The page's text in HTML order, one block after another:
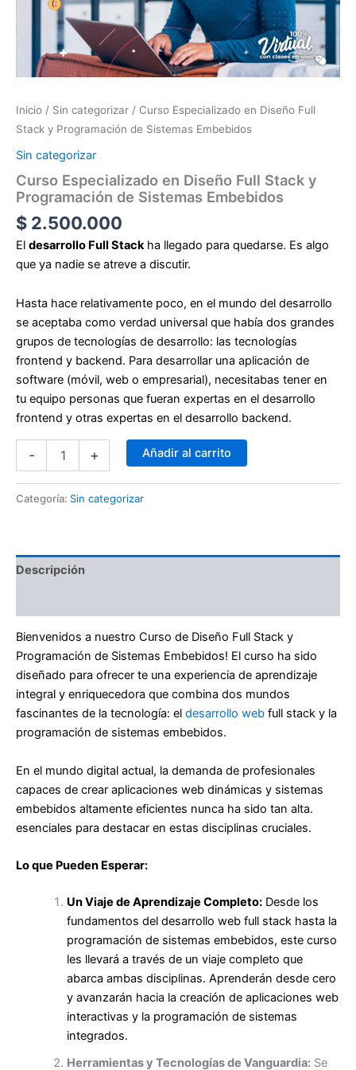
Inicio / Sin categorizar / Curso Especializado en Diseño Full
Stack y Programación de Sistemas Embebidos
Sin categorizar
Curso Especializado en Diseño Full Stack y
Programación de Sistemas Embebidos
$ 2.500.000
El desarrollo Full Stackha llegado para quedarse. Es algo
que ya nadie se atreve a discutir.
Hasta hace relativamente poco, en el mundo del desarrollo
se aceptaba como verdad universal que había dos grandes
grupos de tecnologías de desarrollo: las tecnologías
frontend y backend. Para desarrollar una aplicación de
software (móvil, web o empresarial), necesitabas tener en
tu equipo personas que fueran expertas en el desarrollo
frontend y otras expertas en el desarrollo backend.
-
Sistemas
Embebidos
cantidad
+ Añadir al carrito
Categoría: Sin categorizar
Descripción
Bienvenidos a nuestro Curso de Diseño Full Stack y
Programación de Sistemas Embebidos! El curso ha sido
diseñado para ofrecer te una experiencia de aprendizaje
integral y enriquecedora que combina dos mundos
fascinantes de la tecnología: el desarrollo web full stack y la
programación de sistemas embebidos.
En el mundo digital actual, la demanda de profesionales
capaces de crear aplicaciones web dinámicas y sistemas
embebidos altamente eficientes nunca ha sido tan alta.
esenciales para destacar en estas disciplinas cruciales.
Lo que Pueden Esperar:
Un Viaje de Aprendizaje Completo:Desde los
fundamentos del desarrollo web full stack hasta la
programación de sistemas embebidos, este curso
les llevará a través de un viaje completo que
abarca ambas disciplinas. Aprenderán desde cero
y avanzarán hacia la creación de aplicaciones web
interactivas y la programación de sistemas
integrados.
Herramientas y Tecnologías de Vanguardia:Se